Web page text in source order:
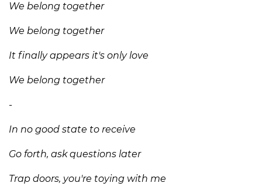
We belong togethеr
We belong togethеr
It finally appears it's only love
We belong together
-
In no good state to receive
Go forth, ask questions later
Trap doors, you're toying with me